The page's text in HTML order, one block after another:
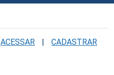
ACESSAR CADASTRAR